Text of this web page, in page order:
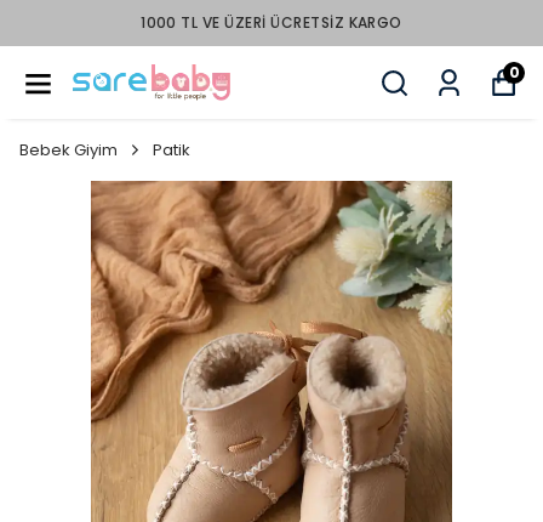
PEŞİN FİYATINA 3 TAKSİT
0
Bebek Giyim Patik